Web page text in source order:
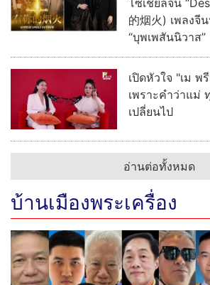
โซเชี่ยลจีน
的烟火) เพลงจี
“บุพเพสันนิวาส”
เปิดหัวใจ "เม พ
เพราะคำว่าแม่
เปลี่ยนไป
อ่านต่อทั้งหมด
บ้านเมืองพระเครื่อง